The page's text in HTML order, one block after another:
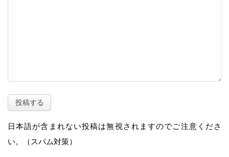
日本語が含まれない投稿は無視されますのでご注意くださ
い。（スパム対策）